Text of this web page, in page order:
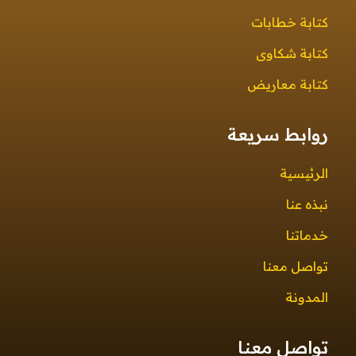
كتابة خطابات
كتابة شكاوى
كتابة معاريض
روابط سريعة
الرئيسية
نبذه عنا
خدماتنا
تواصل معنا
المدونة
تواصل معنا